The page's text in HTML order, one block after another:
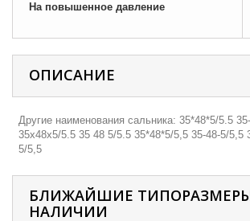
На повышенное давление
ОПИСАНИЕ
Другие наименования сальника: 35*48*5/5.5
35х48х5/5.5 35 48 5/5.5 35*48*5/5,5 35-48-5/5,5
5/5,5
БЛИЖАЙШИЕ
НАЛИЧИИ